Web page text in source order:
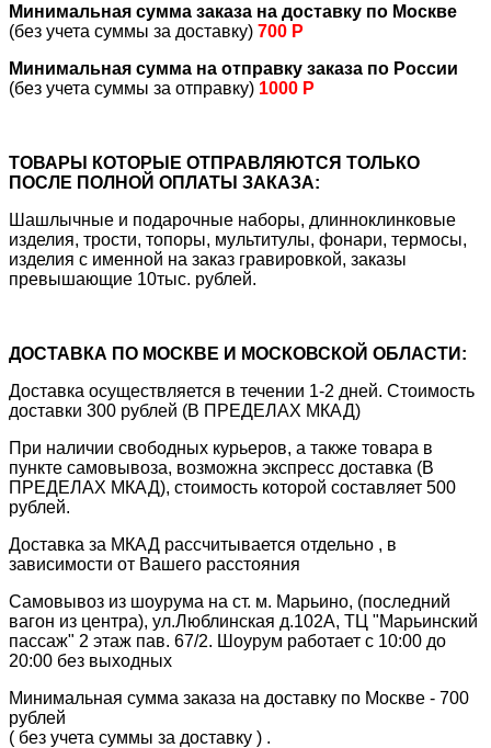
Минимальная сумма заказа на доставку по Москве
(без учета суммы за доставку) 700 Р
Минимальная сумма на отправку заказа по России
(без учета суммы за отправку) 1000 Р
ТОВАРЫ КОТОРЫЕ ОТПРАВЛЯЮТСЯ ТОЛЬКО
ПОСЛЕ ПОЛНОЙ ОПЛАТЫ ЗАКАЗА:
Шашлычные и подарочные наборы, длинноклинковые
изделия, трости, топоры, мультитулы, фонари, термосы,
изделия с именной на заказ гравировкой, заказы
превышающие 10тыс. рублей.
ДОСТАВКА ПО МОСКВЕ И МОСКОВСКОЙ ОБЛАСТИ:
Доставка осуществляется в течении 1-2 дней. Стоимость
доставки 300 рублей (В ПРЕДЕЛАХ МКАД)
При наличии свободных курьеров, а также товара в
пункте самовывоза, возможна экспресс доставка (В
ПРЕДЕЛАХ МКАД), стоимость которой составляет 500
рублей.
Доставка за МКАД рассчитывается отдельно , в
зависимости от Вашего расстояния
Самовывоз из шоурума на ст. м. Марьино, (последний
вагон из центра), ул.Люблинская д.102А, ТЦ "Марьинский
пассаж" 2 этаж пав. 67/2. Шоурум работает с 10:00 до
20:00 без выходных
Минимальная сумма заказа на доставку по Москве - 700
рублей
( без учета суммы за доставку ) .